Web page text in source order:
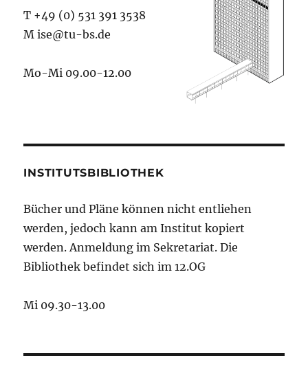
T +49 (0) 531 391 3538
M ise@tu-bs.de
Mo-Mi 09.00-12.00
INSTITUTSBIBLIOTHEK
Bücher und Pläne können nicht entliehen
werden, jedoch kann am Institut kopiert
werden. Anmeldung im Sekretariat. Die
Bibliothek befindet sich im 12.OG
Mi 09.30-13.00